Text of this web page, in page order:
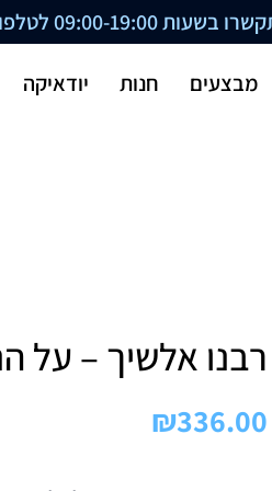
09:00-19:00 לטלפון
מבצעים חנות יודאיקה
רבנו אלשיך – על
₪336.00